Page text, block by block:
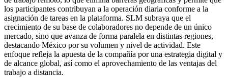
los participantes contribuyan a la operación diaria conforme a la
asignación de tareas en la plataforma. SLM subraya que el
crecimiento de su base de colaboradores no depende de un único
mercado, sino que avanza de forma paralela en distintas regiones,
destacando México por su volumen y nivel de actividad. Este
enfoque refleja la apuesta de la compañía por una estrategia digital y
de alcance global, así como el aprovechamiento de las ventajas del
trabajo a distancia.